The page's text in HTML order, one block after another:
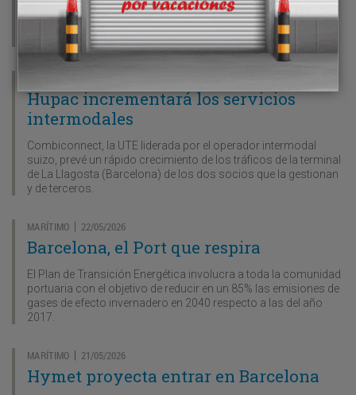
El grupo gerundense refuerza su operativa en el Estrecho con
un parking seguro de 190 plazas, y al que añadirá un almacén
para ‘cross docking’, así como los servicios aduaneros.
Hupac incrementará los servicios
intermodales
Combiconnect, la UTE liderada por el operador intermodal
suizo, prevé un rápido crecimiento de los tráficos de la terminal
de La Llagosta (Barcelona) de los dos socios que la gestionan
y de terceros.
MARÍTIMO | 22/05/2026
Barcelona, el Port que respira
El Plan de Transición Energética involucra a toda la comunidad
portuaria con el objetivo de reducir en un 85% las emisiones de
gases de efecto invernadero en 2040 respecto a las del año
2017.
MARÍTIMO | 21/05/2026
Hymet proyecta entrar en Barcelona